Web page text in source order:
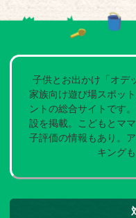
子供とお出かけ「オデ
家族向け遊び場スポッ
ントの総合サイトです
設を掲載。こどもとマ
子評価の情報もあり。
キング